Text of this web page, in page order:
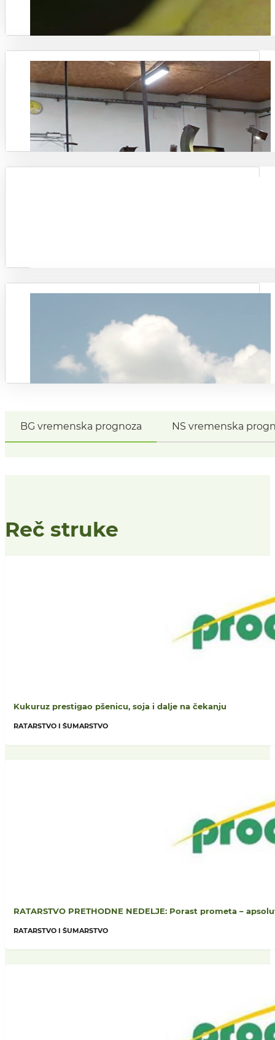
BG vremenska prognoza NS vremenska
Reč struke
Kukuruz prestigao pšenicu, soja i dalje na čekanju
RATARSTVO I ŠUMARSTVO
RATARSTVO PRETHODNE NEDELJE: Porast prometa –
RATARSTVO I ŠUMARSTVO